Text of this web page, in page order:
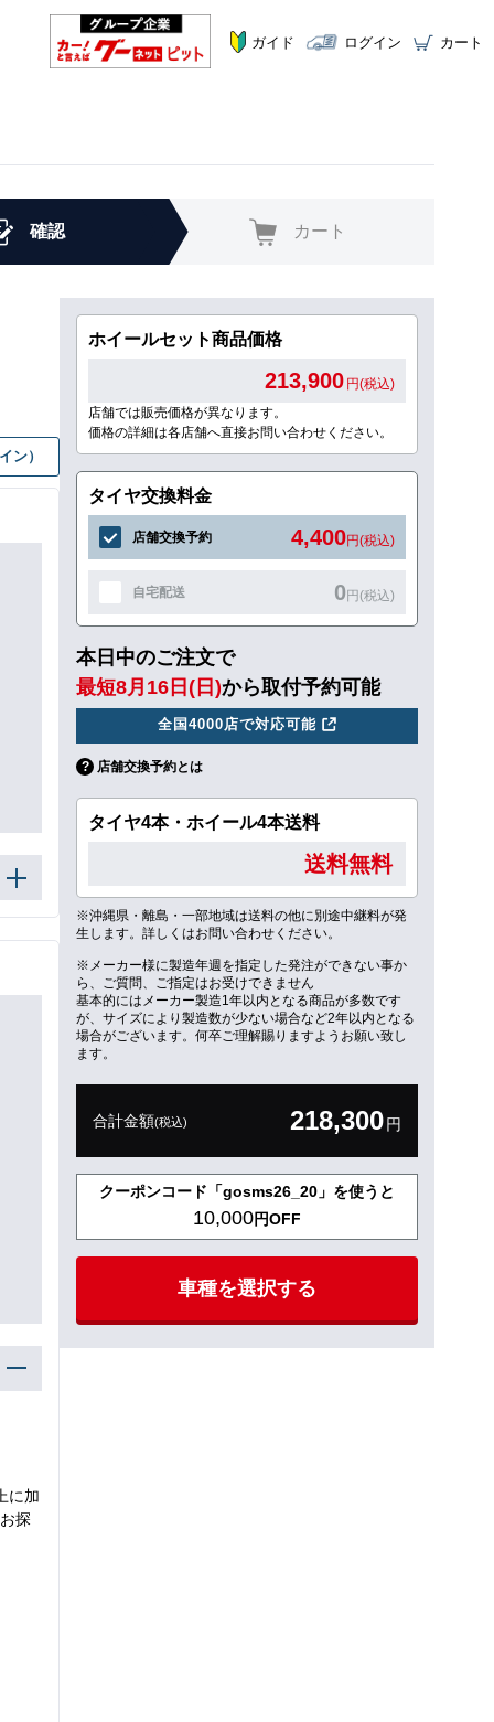
ガイド ログイン カート
確認 カート
ン）
に加
探
ホイールセット商品価格
213,900 円(税込)
店舗では販売価格が異なります。
価格の詳細は各店舗へ直接お問い合わせください。
タイヤ交換料金
店舗交換予約 4,400円(税込)
自宅配送 0円(税込)
本日中のご注文で
最短8月16日(日)から取付予約可能
全国4000店で対応可能
店舗交換予約とは
タイヤ4本・ホイール4本送料
送料無料
※沖縄県・離島・一部地域は送料の他に別途中継料が発
生します。詳しくはお問い合わせください。
※メーカー様に製造年週を指定した発注ができない事か
ら、ご質問、ご指定はお受けできません
基本的にはメーカー製造1年以内となる商品が多数です
が、サイズにより製造数が少ない場合など2年以内となる
場合がございます。何卒ご理解賜りますようお願い致し
ます。
合計金額(税込) 218,300円
クーポンコード「gosms26_20」を使うと
10,000円OFF
車種を選択する